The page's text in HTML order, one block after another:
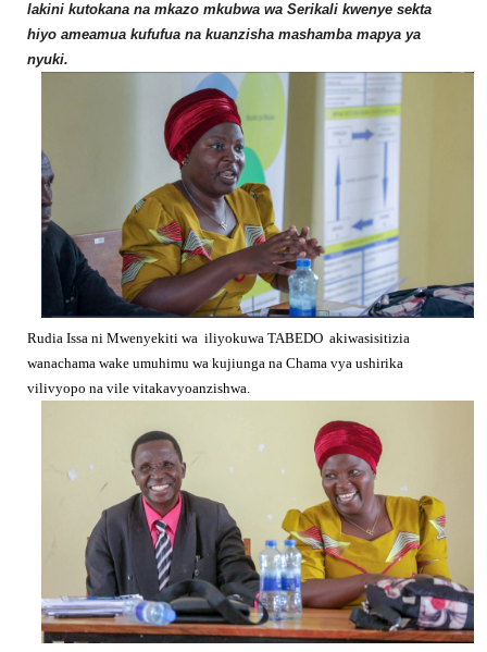
lakini kutokana na mkazo mkubwa wa Serikali kwenye sekta
hiyo ameamua kufufua na kuanzisha mashamba mapya ya
nyuki.
Rudia Issa ni Mwenyekiti wa iliyokuwa TABEDO akiwasisitizia
wanachama wake umuhimu wa kujiunga na Chama vya ushirika
vilivyopo na vile vitakavyoanzishwa.